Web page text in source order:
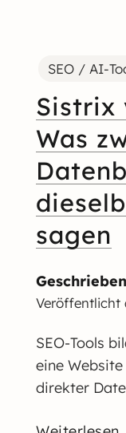
SEO / AI-
Sistrix
Was
sagen
Veröffentlicht
SEO-Tools
eine
direkter